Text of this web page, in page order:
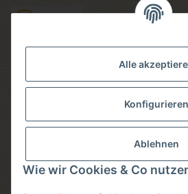
Alle
Konfigurieren
Ablehnen
Wie wir Cookies & Co
Versandmethoden